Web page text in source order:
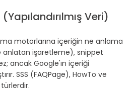
Veri)
motorlarına içeriğin ne anlama
anlatan işaretleme), snippet
ancak Google'ın içeriği
SSS (FAQPage), HowTo ve